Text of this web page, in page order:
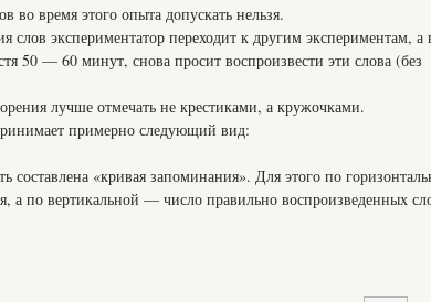
во время этого опыта допускать нельзя.
слов экспериментатор переходит к другим экспериментам, а
50 — 60 минут, снова просит воспроизвести эти слова (без
лучше отмечать не крестиками, а кружочками.
примерно следующий вид:
составлена «кривая запоминания». Для этого по
а по вертикальной — число правильно воспроизведенных